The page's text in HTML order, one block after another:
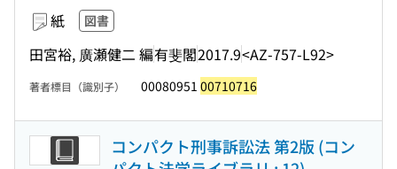
紙 図書
田宮裕, 廣瀬健二 編有斐閣2017.9<AZ-757-L92>
著者標目（識別子） 00080951 00710716
コンパクト刑事訴訟法 第2版 (コン